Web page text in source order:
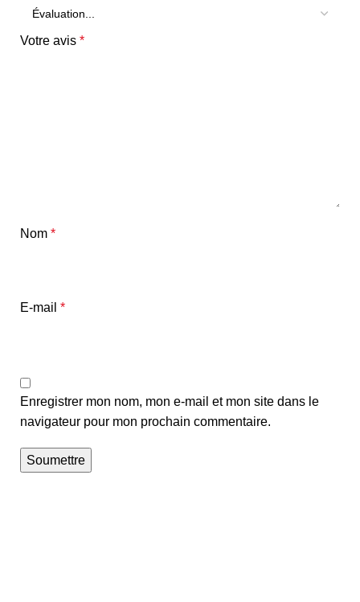
Votre avis *
Nom *
E-mail *
Enregistrer mon nom, mon e-mail et mon site dans le
navigateur pour mon prochain commentaire.